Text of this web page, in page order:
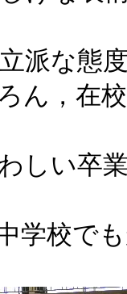
派な態
ん，在
しい卒
学校で